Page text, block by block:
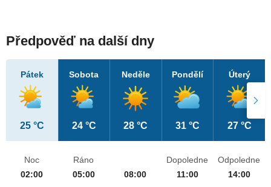
Předpověď na další dny
Pátek
25 °C
Sobota
24 °C
Neděle
28 °C
Pondělí
31 °C
Úterý
27 °C
Noc
02:00
Ráno
05:00
08:00
Dopoledne
11:00
Odpoledne
14:00